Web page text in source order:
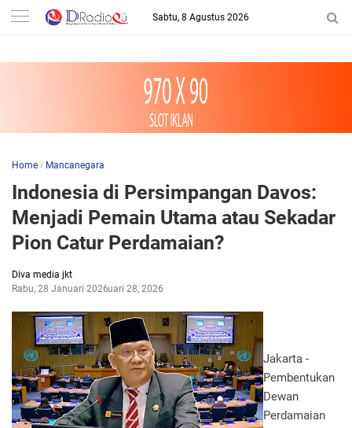
-->
Sabtu, 8 Agustus 2026
Home › Mancanegara
Indonesia di Persimpangan Davos:
Menjadi Pemain Utama atau Sekadar
Pion Catur Perdamaian?
Diva media jkt
Rabu, 28 Januari 2026Januari 28, 2026
Jakarta -
Pembentukan
Dewan
Perdamaian